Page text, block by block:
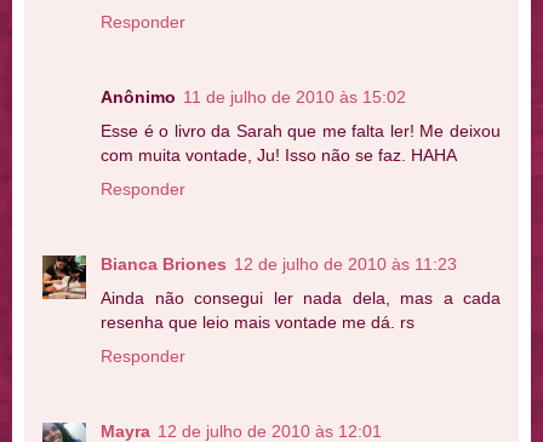
Responder
Anônimo 11 de julho de 2010 às 15:02
Esse é o livro da Sarah que me falta ler! Me deixou
com muita vontade, Ju! Isso não se faz. HAHA
Responder
Bianca Briones 12 de julho de 2010 às 11:23
Ainda não consegui ler nada dela, mas a cada
resenha que leio mais vontade me dá. rs
Responder
Mayra 12 de julho de 2010 às 12:01